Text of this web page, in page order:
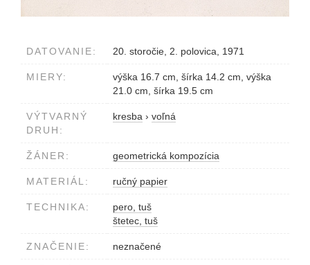
DATOVANIE: 20. storočie, 2. polovica, 1971
MIERY:
výška 16.7 cm, šírka 14.2 cm, výška
21.0 cm, šírka 19.5 cm
VÝTVARNÝ
DRUH:
kresba › voľná
ŽÁNER: geometrická kompozícia
MATERIÁL: ručný papier
TECHNIKA:
pero, tuš
štetec, tuš
ZNAČENIE: neznačené